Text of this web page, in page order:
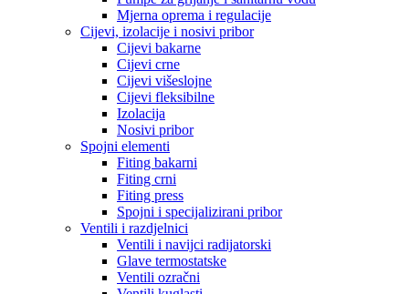
Mjerna oprema i regulacije
Cijevi, izolacije i nosivi pribor
Cijevi bakarne
Cijevi crne
Cijevi višeslojne
Cijevi fleksibilne
Izolacija
Nosivi pribor
Spojni elementi
Fiting bakarni
Fiting crni
Fiting press
Spojni i specijalizirani pribor
Ventili i razdjelnici
Ventili i navijci radijatorski
Glave termostatske
Ventili ozračni